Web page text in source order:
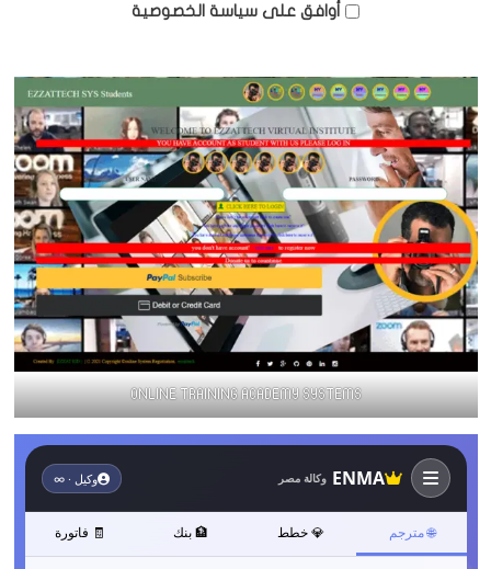
أوافق على سياسة الخصوصية
ONLINE TRAINING ACADEMY SYSTEMS